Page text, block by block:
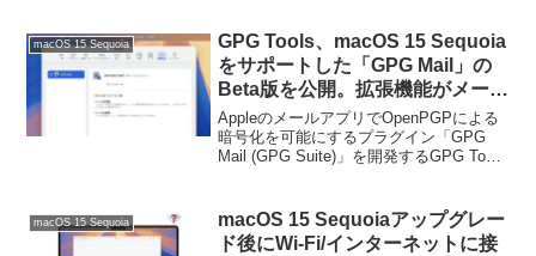
(24B83)」もリリースしています。
macOS 15 Sequoia
GPG Tools、macOS 15 Sequoia
をサポートした「GPG Mail」の
Beta版を公開。拡張機能がメール
アプリとの接続を失うとUIが更新
されなくなりメッセージが暗号化
されずプレーンテキストで送信さ
で注意を。
AppleのメールアプリでOpenPGPによる
暗号化を可能にするプラグイン「GPG
Mail (GPG Suite)」を開発するGPG Tools
に、現在のBeta版では以下のような不具
合が確認されていると発表しています。
macOS 15 Sequoia
macOS 15 Sequoiaアップグレー
ド後にWi-Fi/インターネットに接